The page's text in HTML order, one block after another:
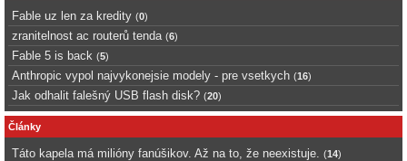
Fable uz len za kredity (0)
zranitelnost ac routerů tenda (6)
Fable 5 is back (5)
Anthropic vypol najvykonejsie modely - pre vsetkych (16)
Jak odhalit falešný USB flash disk? (20)
Články
Táto kapela má milióny fanúšikov. Až na to, že neexistuje. (14)